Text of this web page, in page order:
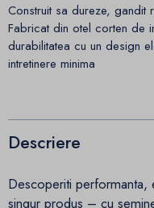
Construit sa dureze, gandit
Fabricat din otel corten de
durabilitatea cu un design
intretinere minima
Descriere
Descoperiti performanta,
singur produs – cu